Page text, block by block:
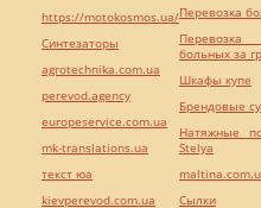
https://motokosmos.ua/
Синтезаторы
agrotechnika.com.ua
perevod.agency
europeservice.com.ua
mk-translations.ua
текст юа
kievperevod.com.ua
Перевозка
больных за
Шкафы купе
Брендовые
Натяжные
Stelya
Cылки